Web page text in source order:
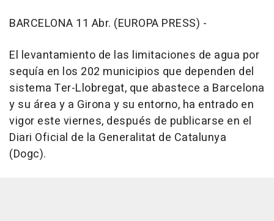
BARCELONA 11 Abr. (EUROPA PRESS) -
El levantamiento de las limitaciones de agua por
sequía en los 202 municipios que dependen del
sistema Ter-Llobregat, que abastece a Barcelona
y su área y a Girona y su entorno, ha entrado en
vigor este viernes, después de publicarse en el
Diari Oficial de la Generalitat de Catalunya
(Dogc).